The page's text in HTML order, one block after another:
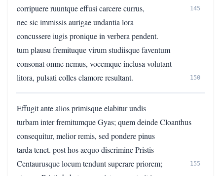
corripuere ruuntque effusi carcere currus,
145
nec sic immissis aurigae undantia lora
concussere iugis pronique in verbera pendent.
tum plausu fremituque virum studiisque faventum
consonat omne nemus, vocemque inclusa volutant
litora, pulsati colles clamore resultant.
150
Effugit ante alios primisque elabitur undis
turbam inter fremitumque Gyas; quem deinde Cloanthus
consequitur, melior remis, sed pondere pinus
tarda tenet. post hos aequo discrimine Pristis
Centaurusque locum tendunt superare priorem;
155